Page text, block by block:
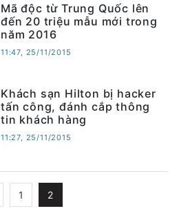
Mã độc từ Trung Quốc lên
đến 20 triệu mẫu mới trong
năm 2016
11:47, 25/11/2015
Khách sạn Hilton bị hacker
tấn công, đánh cắp thông
tin khách hàng
11:27, 25/11/2015
1 2